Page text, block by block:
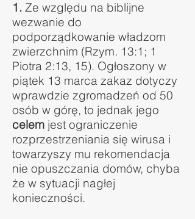
1. Ze względu na biblijne
wezwanie do
podporządkowanie władzom
zwierzchnim (Rzym. 13:1; 1
Piotra 2:13, 15). Ogłoszony w
piątek 13 marca zakaz dotyczy
wprawdzie zgromadzeń od 50
osób w górę, to jednak jego
celem jest ograniczenie
rozprzestrzeniania się wirusa i
towarzyszy mu rekomendacja
nie opuszczania domów, chyba
że w sytuacji nagłej
konieczności.